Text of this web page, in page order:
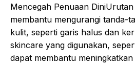
Mencegah Penuaan
membantu mengurangi tanda-
kulit, seperti garis halus dan
skincare yang digunakan,
dapat membantu